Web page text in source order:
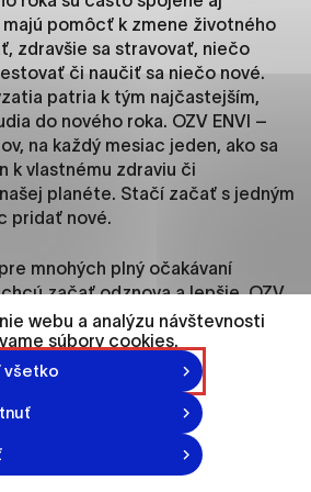
pomôcť k zmene životného
zdravšie sa stravovať, niečo
či naučiť sa niečo nové.
patria k tým najčastejším,
do nového roka. OZV ENVI –
na každý mesiac jeden, ako sa
k vlastnému zdraviu či
planéte. Stačí začať s jedným
pridať nové.
mnohých plný očakávaní
začať odznova a lepšie. OZV
triedený zber naprieč
vzdeláva nielen o triedení
ochrane prírody a zdrojov
roka pripravili zoznam
motivovať ľudí k pozitívnej
12 tipov pomôže ľuďom začať
a s ohľadom na našu planétu.
webu a analýzu návštevnosti
súbory cookies.
všetko
stránke a prístup k
webovej stránky. Bez
nemôže web správne
pomáhajú prevádzkovateľovi
návštevníci stránok stránku
stránky optimalizovať a
a nie je možné ich spojiť s
všetko